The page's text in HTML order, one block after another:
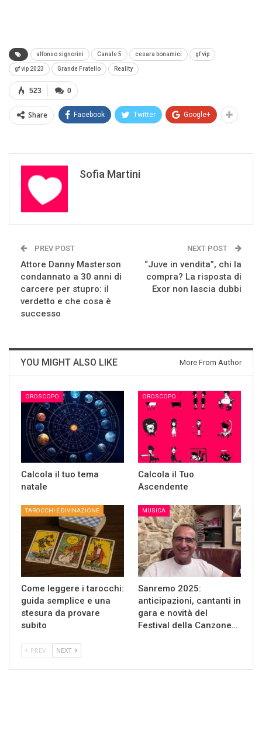
alfonso signorini Canale 5 cesara bonamici gf vip
gf vip 2023 Grande Fratello Reality
0
523
Share Facebook Twitter Google+
Sofia Martini
PREV POST
Attore Danny Masterson
condannato a 30 anni di
carcere per stupro: il
verdetto e che cosa è
successo
NEXT POST
“Juve in vendita”, chi la
compra? La risposta di
Exor non lascia dubbi
YOU MIGHT ALSO LIKE More From Author
OROSCOPO
Calcola il tuo tema
natale
OROSCOPO
Calcola il Tuo
Ascendente
TAROCCHI E DIVINAZIONE
Come leggere i tarocchi:
guida semplice e una
stesura da provare
subito
MUSICA
Sanremo 2025:
anticipazioni, cantanti in
gara e novità del
Festival della Canzone…
PREV NEXT